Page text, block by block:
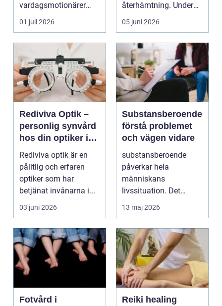
vardagsmotionärer
för...
01 juli 2026
återhämtning. Under
senare år har en ny typ
av prod...
05 juni 2026
Rediviva Optik –
personlig synvård
hos din optiker i
Uppsala
Rediviva optik är en
pålitlig och erfaren
optiker som har
betjänat invånarna i...
03 juni 2026
Substansberoende
förstå problemet
och vägen vidare
substansberoende
påverkar hela
människans
livssituation. Det
handlar sällan bara
om alkohol, narkoti...
13 maj 2026
Fotvård i
Reiki healing